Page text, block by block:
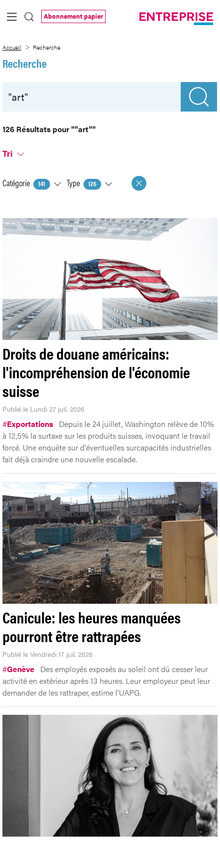
Saut au contenu principal
Abonnement papier
Accueil Recherche
Recherche
126 Résultats pour""art""
Tri
Catégorie 141 Type 126
Droits de douane américains:
l'incompréhension de l'économie
suisse
Publié le Lundi 27 juil. 2026
#Exportations Depuis le 24 juillet, Washington relève de 10%
à 12,5% la surtaxe sur les produits suisses, invoquant le travail
forcé. Une enquête sur d'éventuelles surcapacités industrielles
fait déjà craindre une nouvelle escalade.
Canicule: les heures manquées
pourront être rattrapées
Publié le Vendredi 17 juil. 2026
#Genève Des employés exposés au soleil ont dû cesser leur
activité en extérieur après 13 heures. Leur employeur peut leur
demander de les rattraper, estime l’UAPG.